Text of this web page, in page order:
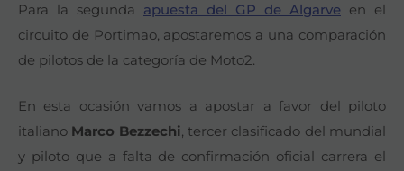
Para la segunda apuesta del GP de Algarve en el
circuito de Portimao, apostaremos a una comparación
de pilotos de la categoría de Moto2.
En esta ocasión vamos a apostar a favor del piloto
italiano Marco Bezzechi, tercer clasificado del mundial
y piloto que a falta de confirmación oficial carrera el